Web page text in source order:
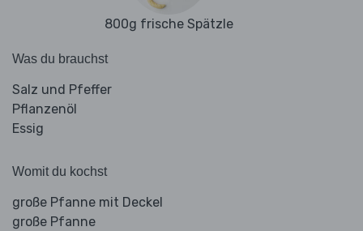
800g frische Spätzle
Was du brauchst
Salz und Pfeffer
Pflanzenöl
Essig
Womit du kochst
große Pfanne mit Deckel
große Pfanne